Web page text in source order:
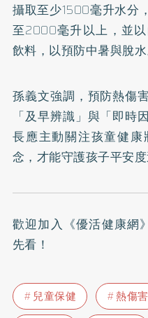
攝取至少1500毫升水分
至2000毫升以上，並
飲料，以預防中暑與脫水
孫義文強調，預防熱傷
「及早辨識」與「即時
長應主動關注孩童健
念，才能守護孩子平安度
歡迎加入 《優活健康網
先看！
兒童保健 熱傷害